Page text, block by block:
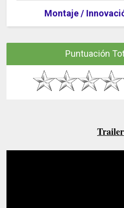
Montaje /
Puntuación
Trailer